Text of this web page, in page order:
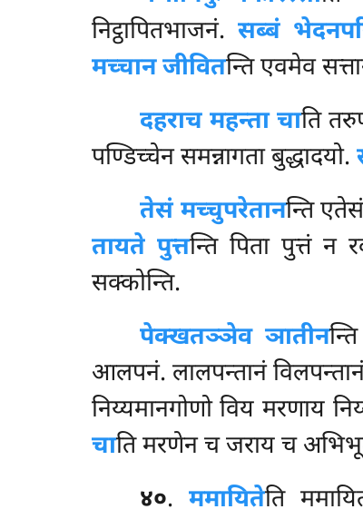
निट्ठापितभाजनं.सब्बं
मच्चान जीवितन्ति एवमेव
दहराच महन्ता चाति
पण्डिच्चेन समन्नागता बुद्धादयो.
तेसं मच्चुपरेतानन्ति
तायते पुत्तन्ति पिता पुत्तं न
सक्कोन्ति.
पेक्खतञ्ञेव ञातीन
आलपनं. लालपन्तानं
निय्यमानगोणो विय मरणाय
चाति मरणेन च जराय च
४०.ममायितेति